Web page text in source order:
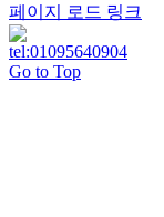
페이지 로드 링크
Go to Top